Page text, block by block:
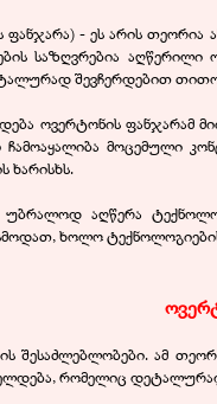
ფანჯარა) - ეს არის თეორია
საზღვრებია
შევჩერდებით
ოვერტონის ფანჯარამ
ჩამოაყალიბა მოცემული
ხარისხს.
უბრალოდ აღწერა
ხოლო
შესაძლებლობები. ამ
რომელიც